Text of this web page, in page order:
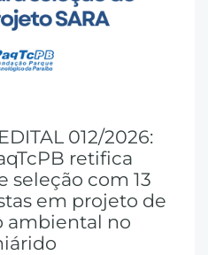
012/2026:
retifica
seleção com 13
em projeto de
ambiental no